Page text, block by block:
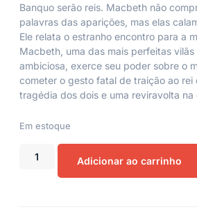
Banquo serão reis. Macbeth não
palavras das aparições, mas elas
Ele relata o estranho encontro para a
Macbeth, uma das mais perfeitas vilãs
ambiciosa, exerce seu poder sobre o
cometer o gesto fatal de traição ao rei
tragédia dos dois e uma reviravolta na
Em estoque
Adicionar ao carrinho